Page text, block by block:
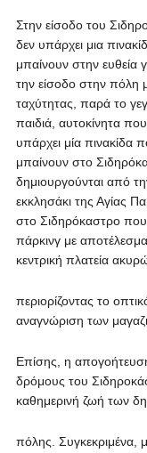
Στην είσοδο του
δεν υπάρχει μια
μπαίνουν στην ευθεία
την είσοδο στην πόλη
ταχύτητας, παρά το
παιδιά, αυτοκίνητα
υπάρχει μία πινακίδα
μπαίνουν στο
δημιουργούνται από
εκκλησάκι της Αγίας
στο Σιδηρόκαστρο
πάρκινγ με
κεντρική πλατεία
περιορίζοντας το
αναγνώριση των
Επίσης, η
δρόμους του
καθημερινή ζωή των
πόλης. Συγκεκριμένα,